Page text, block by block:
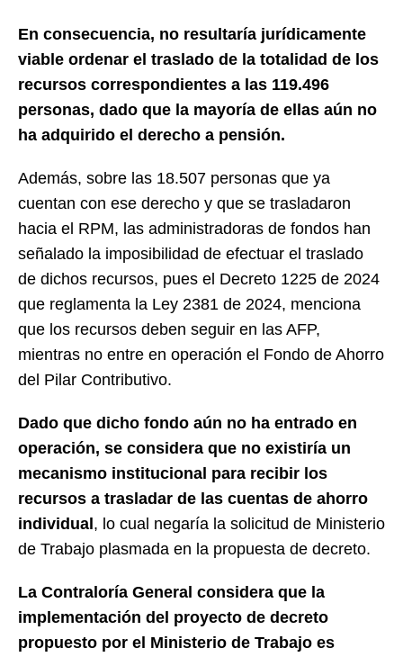
En consecuencia, no resultaría jurídicamente
viable ordenar el traslado de la totalidad de los
recursos correspondientes a las 119.496
personas, dado que la mayoría de ellas aún no
ha adquirido el derecho a pensión.
Además, sobre las 18.507 personas que ya
cuentan con ese derecho y que se trasladaron
hacia el RPM, las administradoras de fondos han
señalado la imposibilidad de efectuar el traslado
de dichos recursos, pues el Decreto 1225 de 2024
que reglamenta la Ley 2381 de 2024, menciona
que los recursos deben seguir en las AFP,
mientras no entre en operación el Fondo de Ahorro
del Pilar Contributivo.
Dado que dicho fondo aún no ha entrado en
operación, se considera que no existiría un
mecanismo institucional para recibir los
recursos a trasladar de las cuentas de ahorro
individual, lo cual negaría la solicitud de Ministerio
de Trabajo plasmada en la propuesta de decreto.
La Contraloría General considera que la
implementación del proyecto de decreto
propuesto por el Ministerio de Trabajo es